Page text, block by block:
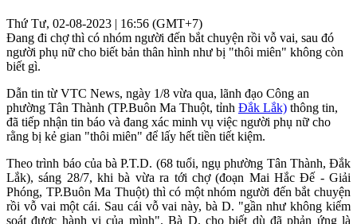
Thứ Tư, 02-08-2023 | 16:56 (GMT+7)
Đang đi chợ thì có nhóm người đến bắt chuyện rồi vỗ vai, sau đó
người phụ nữ cho biết bản thân hình như bị "thôi miên" không còn
biết gì.
Dẫn tin từ VTC News, ngày 1/8 vừa qua, lãnh đạo Công an
phường Tân Thành (TP.Buôn Ma Thuột, tỉnh Đắk Lắk) thông tin,
đã tiếp nhận tin báo và đang xác minh vụ việc người phụ nữ cho
rằng bị kẻ gian "thôi miên" để lấy hết tiền tiết kiệm.
Theo trình báo của bà P.T.D. (68 tuổi, ngụ phường Tân Thành, Đắk
Lắk), sáng 28/7, khi bà vừa ra tới chợ (đoạn Mai Hắc Đế - Giải
Phóng, TP.Buôn Ma Thuột) thì có một nhóm người đến bắt chuyện
rồi vỗ vai một cái. Sau cái vỗ vai này, bà D. "gần như không kiểm
soát được hành vi của mình". Bà D. cho biết dù đã phản ứng là